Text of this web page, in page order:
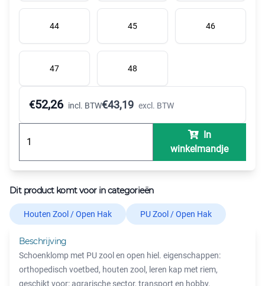
44 45 46
47 48
€52,26 incl. BTW€43,19 excl. BTW
In
winkelmandje
Dit product komt voor in categorieën
Houten Zool / Open Hak PU Zool / Open Hak
Beschrijving
Schoenklomp met PU zool en open hiel. eigenschappen:
orthopedisch voetbed, houten zool, leren kap met riem,
geschikt voor: agrarische sector, transport en hobby.